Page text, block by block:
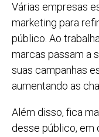
Várias empresas
marketing para
público. Ao
marcas passam a
suas campanhas
aumentando as
Além disso, fica
desse público, em